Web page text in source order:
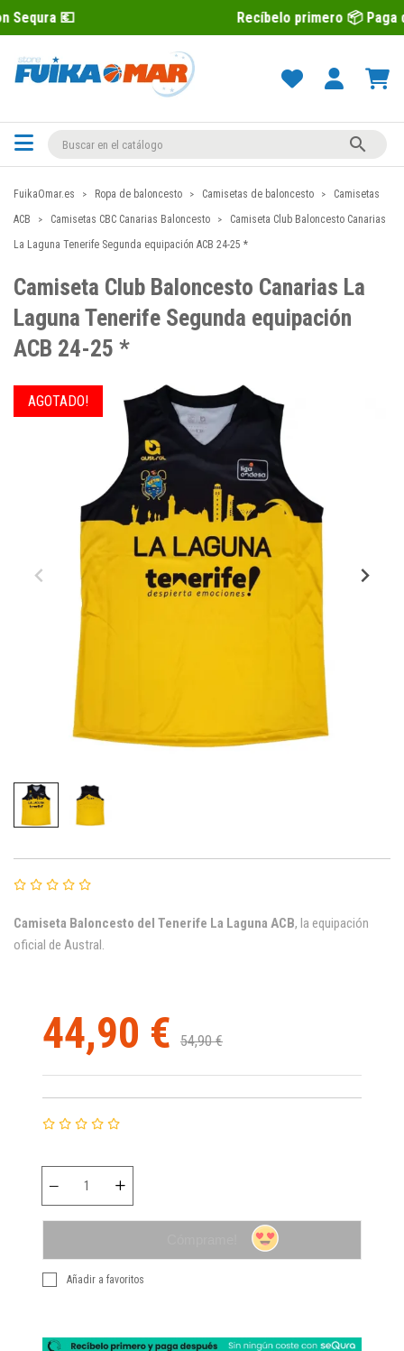
Recíbelo primero 📦 Paga después con

FuikaOmar.es Ropa de baloncesto Camisetas de baloncesto
Camisetas
ACB
Camisetas CBC Canarias Baloncesto
Camiseta Club Baloncesto Canarias
La Laguna Tenerife Segunda equipación ACB 24-25 *
Camiseta Club Baloncesto Canarias La
Laguna Tenerife Segunda equipación
ACB 24-25 *
AGOTADO!
Camiseta Baloncesto del Tenerife La Laguna ACB, la equipación
oficial de Austral.
44,90 € 54,90 €
Añadir a favoritos